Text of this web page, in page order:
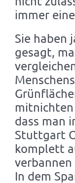
immer
Sie haben
gesagt,
mitnichten
dass man
Stuttgart
komplett
In dem